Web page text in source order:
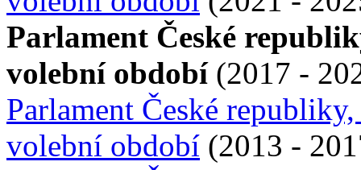
Parlament České
volební období(2017 -
Parlament České
volební období (2013 -